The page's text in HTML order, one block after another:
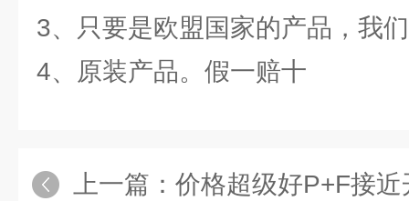
3、只要是欧盟国家的产品，我
4、原装产品。假一赔十
上一篇： 价格超级好P+F接近开